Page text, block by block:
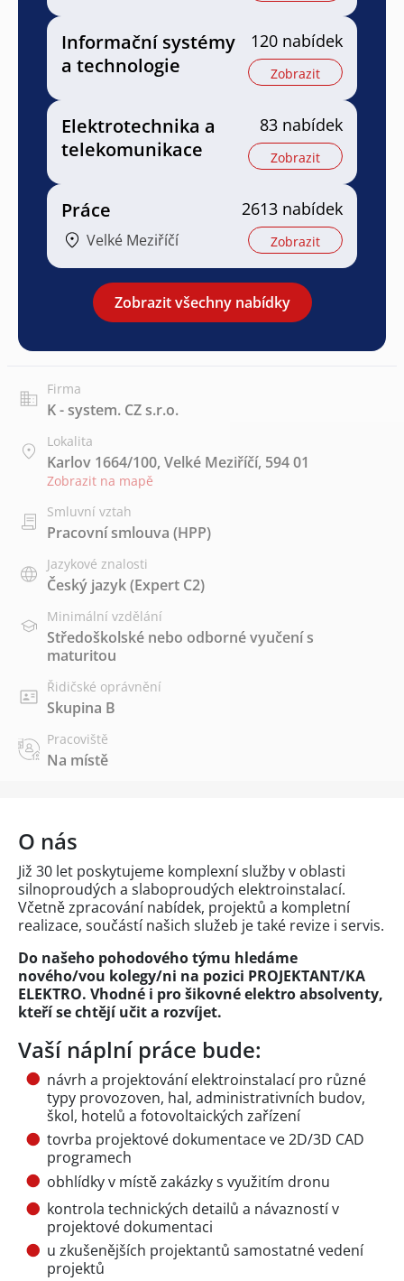
Informační systémy
a technologie
120 nabídek
Zobrazit
Elektrotechnika a
telekomunikace
83 nabídek
Zobrazit
Práce
Velké Meziříčí
2613 nabídek
Zobrazit
Zobrazit všechny nabídky
Firma
K - system. CZ s.r.o.
Lokalita
Karlov 1664/100, Velké Meziříčí, 594 01
Zobrazit na mapě
Smluvní vztah
Pracovní smlouva (HPP)
Jazykové znalosti
Český jazyk(Expert C2)
Minimální vzdělání
Středoškolské nebo odborné vyučení s
maturitou
Řidičské oprávnění
Skupina B
Pracoviště
Na místě
O nás
Již 30 let poskytujeme komplexní služby v oblasti
silnoproudých a slaboproudých elektroinstalací.
Včetně zpracování nabídek, projektů a kompletní
realizace, součástí našich služeb je také revize i servis.
Do našeho pohodového týmu hledáme
nového/vou kolegy/ni na pozici PROJEKTANT/KA
ELEKTRO. Vhodné i pro šikovné elektro absolventy,
kteří se chtějí učit a rozvíjet.
Vaší náplní práce bude:
návrh a projektování elektroinstalací pro různé
typy provozoven, hal, administrativních budov,
škol, hotelů a fotovoltaických zařízení
tovrba projektové dokumentace ve 2D/3D CAD
programech
obhlídky v místě zakázky s využitím dronu
kontrola technických detailů a návazností v
projektové dokumentaci
u zkušenějších projektantů samostatné vedení
projektů